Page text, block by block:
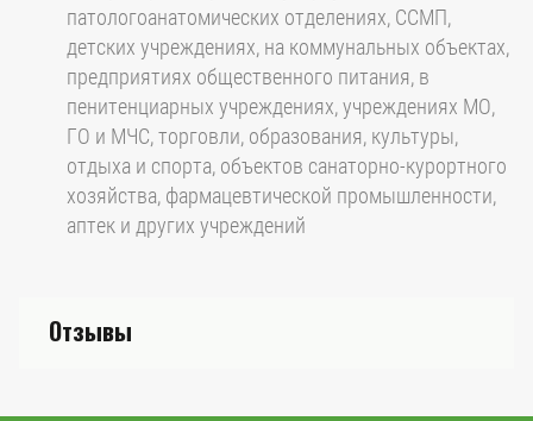
патологоанатомических отделениях, ССМП,
детских учреждениях, на коммунальных объектах,
предприятиях общественного питания, в
пенитенциарных учреждениях, учреждениях МО,
ГО и МЧС, торговли, образования, культуры,
отдыха и спорта, объектов санаторно-курортного
хозяйства, фармацевтической промышленности,
аптек и других учреждений
Отзывы